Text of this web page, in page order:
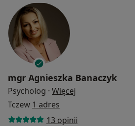
mgr Agnieszka Banaczyk
Psycholog · Więcej
Tczew 1 adres
13 opinii